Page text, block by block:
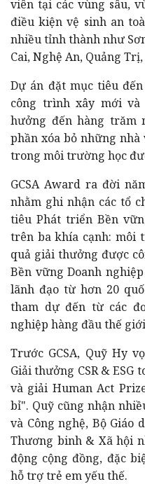
viên tại các vùng sâu,
điều kiện vệ sinh an
nhiều tỉnh thành như
Cai, Nghệ An, Quảng
Dự án đặt mục tiêu
công trình xây mới
hưởng đến hàng trăm
phần xóa bỏ những
trong môi trường học
GCSA Award ra đời
nhằm ghi nhận các tổ
tiêu Phát triển Bền
trên ba khía cạnh: môi
quả giải thưởng được
Bền vững Doanh
lãnh đạo từ hơn 20
tham dự đến từ các
nghiệp hàng đầu thế
Trước GCSA, Quỹ Hy
Giải thưởng CSR & ESG
và giải Human Act
bỉ". Quỹ cũng nhận
và Công nghệ, Bộ Giáo
Thương binh & Xã hội
động cộng đồng, đặc
hỗ trợ trẻ em yếu thế.